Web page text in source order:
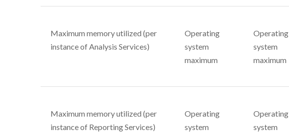
Maximum memory utilized (per
instance of Analysis Services)
Operating
system
maximum
Operating
system
maximum
Maximum memory utilized (per
instance of Reporting Services)
Operating
system
Operating
system